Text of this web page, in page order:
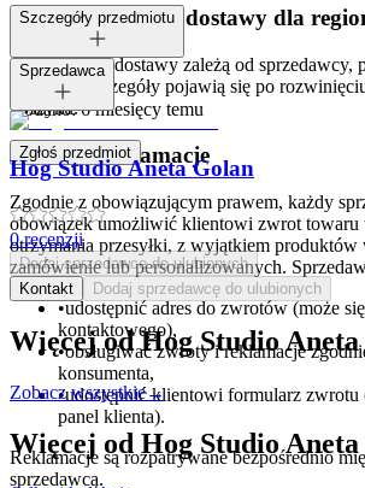
Dostępne metody dostawy dla
Opcje i koszt dostawy zależą od sprzedawcy,
dostawy. Szczegóły pojawią się po
koszyku.
Zwroty i reklamacje
Zgodnie z obowiązującym prawem, każdy
obowiązek umożliwić klientowi zwrot towaru
otrzymania przesyłki, z wyjątkiem
zamówienie lub personalizowanych.
•udostępnić adres do zwrotów (może
kontaktowego),
•obsługiwać zwroty i reklamacje
konsumenta,
•udostępnić klientowi formularz zwrotu
panel klienta).
Reklamacje są rozpatrywane bezpośrednio
sprzedawcą.
Szczegóły przedmiotu
Tagi:
Dodano:6 miesięcy temu
Zgłoś przedmiot
Sprzedawca
Hog Studio Aneta Golan
0recenzji
Dodaj sprzedawcę do ulubionych
Kontakt
Dodaj sprzedawcę do ulubionych
Więcej odHog Studio
Zobacz wszystkie→
Więcej od Hog Studio